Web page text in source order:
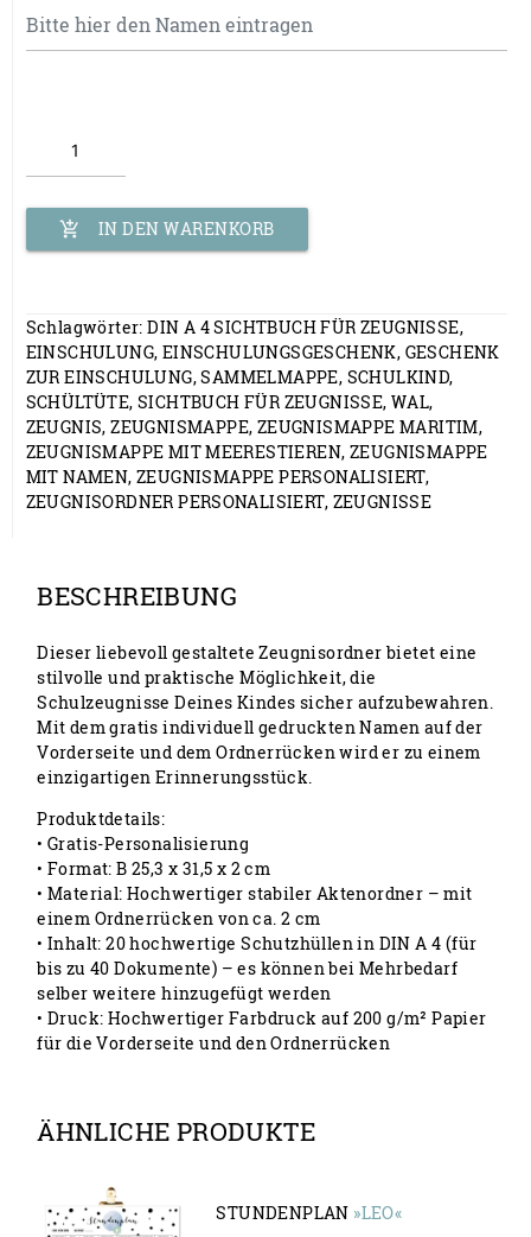
Sichthüllen
Menge
add_shopping_cart IN DEN WARENKORB
Schlagwörter:DIN A 4 SICHTBUCH FÜR ZEUGNISSE,
EINSCHULUNG, EINSCHULUNGSGESCHENK, GESCHENK
ZUR EINSCHULUNG,SAMMELMAPPE, SCHULKIND,
SCHÜLTÜTE, SICHTBUCH FÜR ZEUGNISSE, WAL,
ZEUGNIS,ZEUGNISMAPPE, ZEUGNISMAPPE MARITIM,
ZEUGNISMAPPE MIT MEERESTIEREN, ZEUGNISMAPPE
MIT NAMEN, ZEUGNISMAPPE PERSONALISIERT,
ZEUGNISORDNER PERSONALISIERT, ZEUGNISSE
BESCHREIBUNG
Dieser liebevoll gestaltete Zeugnisordner bietet eine
stilvolle und praktische Möglichkeit, die
Schulzeugnisse Deines Kindes sicher aufzubewahren.
Mit dem gratis individuell gedruckten Namen auf der
Vorderseite und dem Ordnerrücken wird er zu einem
einzigartigen Erinnerungsstück.
Produktdetails:
• Gratis-Personalisierung
• Format: B 25,3 x 31,5 x 2 cm
• Material: Hochwertiger stabiler Aktenordner – mit
einem Ordnerrücken von ca. 2 cm
• Inhalt: 20 hochwertige Schutzhüllen in DIN A 4 (für
bis zu 40 Dokumente) – es können bei Mehrbedarf
selber weitere hinzugefügt werden
• Druck: Hochwertiger Farbdruck auf 200 g/m² Papier
für die Vorderseite und den Ordnerrücken
ÄHNLICHE PRODUKTE
STUNDENPLAN »LEO«